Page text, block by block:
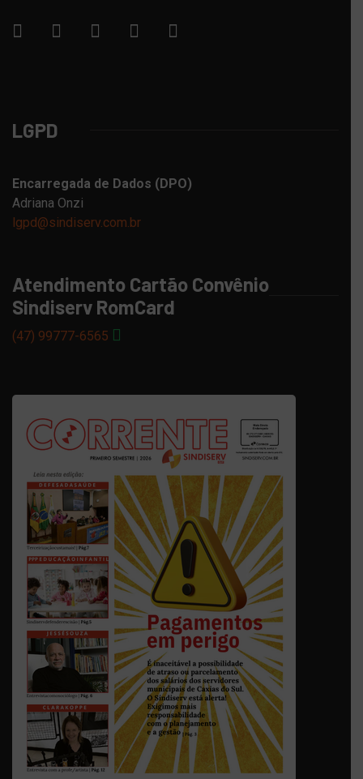
LGPD
Encarregada de Dados (DPO)
Adriana Onzi
lgpd@sindiserv.com.br
Atendimento Cartão Convênio
Sindiserv RomCard
(47) 99777-6565